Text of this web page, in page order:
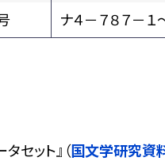
ナ４－７８７－１
セット』（国文学研究資